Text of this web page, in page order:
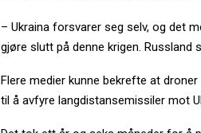
– Ukraina forsvarer seg selv, og det
gjøre slutt på denne krigen. Russland
Flere medier kunne bekrefte at
til å avfyre langdistansemissiler mot